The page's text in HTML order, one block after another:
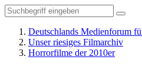
Deutschlands Medienforum
Unser riesiges Filmarchiv
Horrorfilme der 2010er